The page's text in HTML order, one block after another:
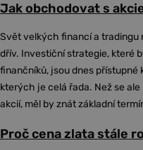
Jak obchodovat s
Svět velkých financí a tradingu
dřív. Investiční strategie, které
finančníků, jsou dnes přístupné
kterých je celá řada. Než se
akcií, měl by znát základní
Proč cena zlata stále